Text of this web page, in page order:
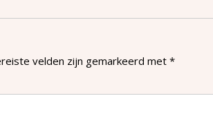
velden zijn gemarkeerd met*